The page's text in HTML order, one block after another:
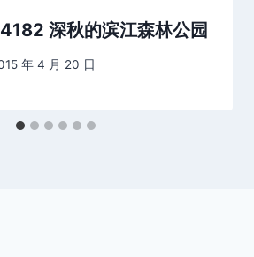
深秋的滨江森林公园
年 4 月 20 日